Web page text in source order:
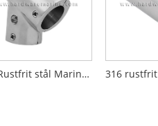
316 Rustfrit stål Marine Håndliste Fitting 60 Degree T-shirt